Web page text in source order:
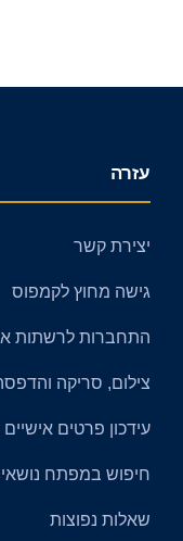
עזרה
יצירת קשר
גישה מחוץ לקמפוס
התחברות לרשתות
צילום, סריקה
עידכון פרטים
חיפוש במפתח
שאלות נפוצות